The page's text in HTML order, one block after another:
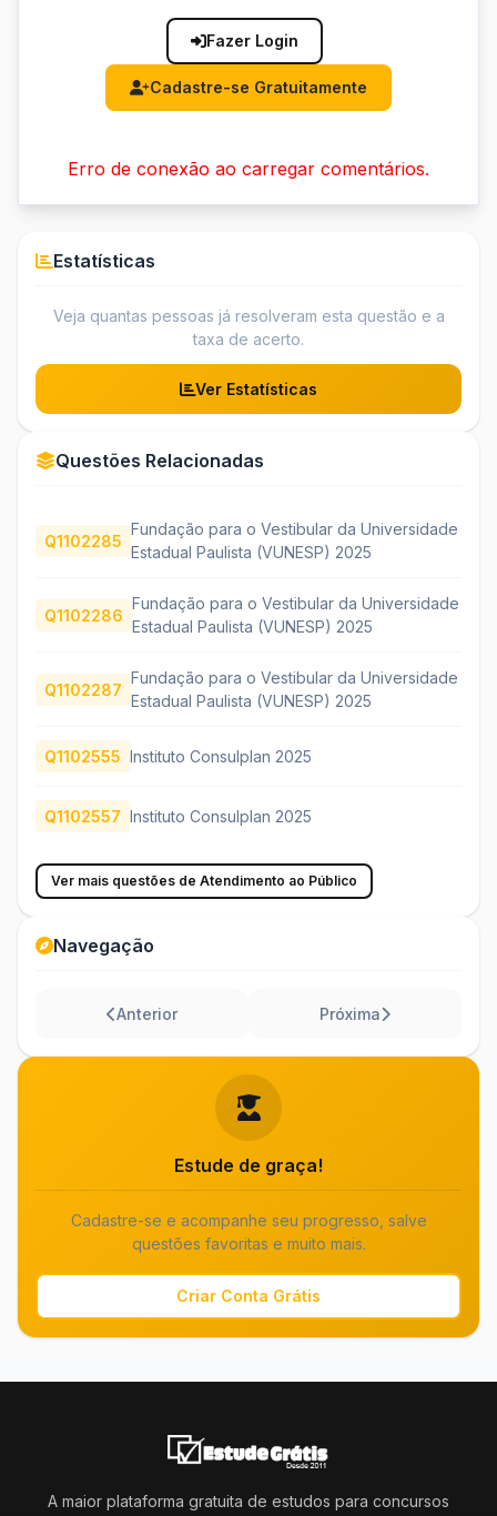
Fazer Login
Cadastre-se Gratuitamente
Erro de conexão ao carregar comentários.
Estatísticas
Veja quantas pessoas já resolveram esta questão e a
taxa de acerto.
Ver Estatísticas
Questões Relacionadas
Q1102285
Fundação para o Vestibular da Universidade
Estadual Paulista (VUNESP) 2025
Q1102286
Fundação para o Vestibular da Universidade
Estadual Paulista (VUNESP) 2025
Q1102287
Fundação para o Vestibular da Universidade
Estadual Paulista (VUNESP) 2025
Q1102555 Instituto Consulplan 2025
Q1102557 Instituto Consulplan 2025
Ver mais questões de Atendimento ao Público
Navegação
Anterior Próxima
Estude de graça!
Cadastre-se e acompanhe seu progresso, salve
questões favoritas e muito mais.
Criar Conta Grátis
A maior plataforma gratuita de estudos para concursos